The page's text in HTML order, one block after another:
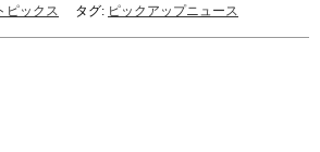
ピックス タグ: ピックアップニュース